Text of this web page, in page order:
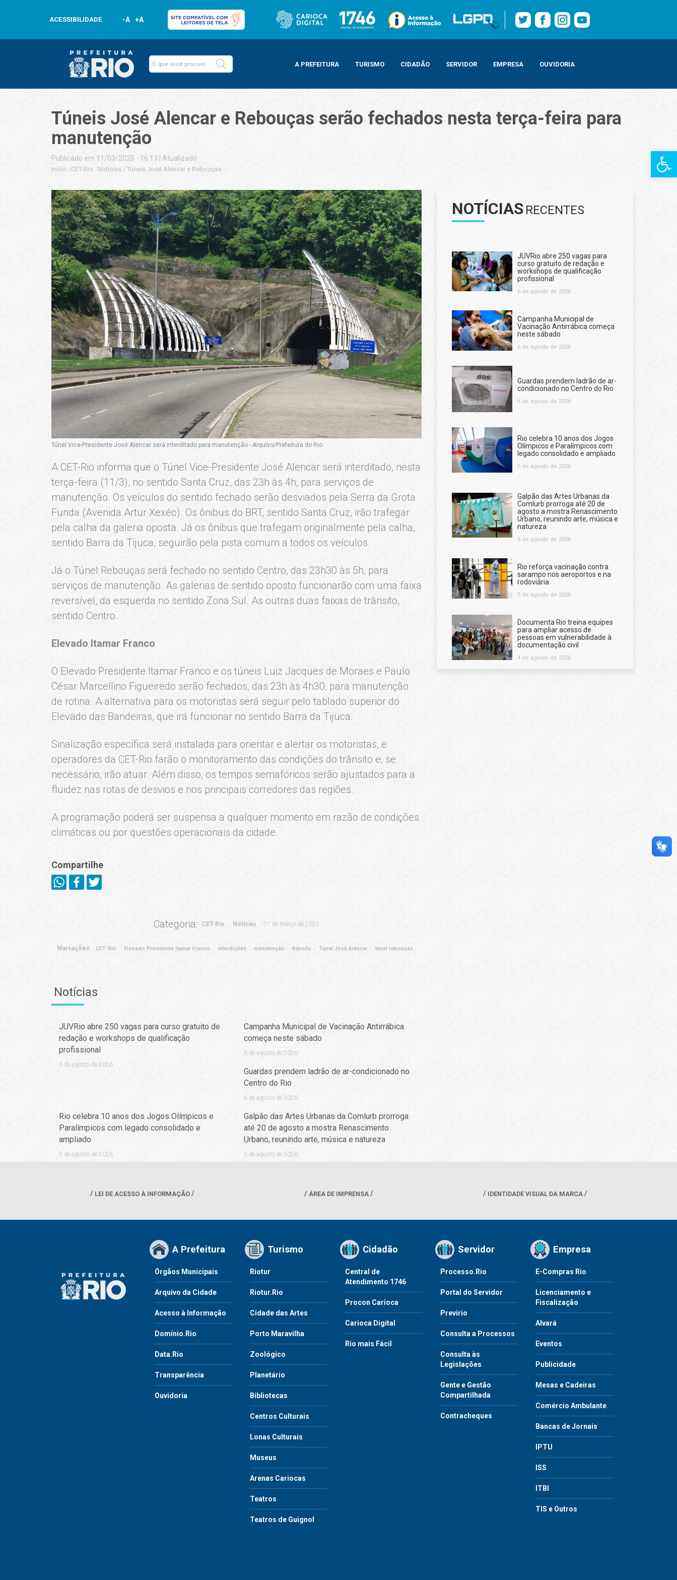
Barra de
ACESSIBILIDADE -A +A
A PREFEITURA TURISMO CIDADÃO SERVIDOR EMPRESA OUVIDORIA
Túneis José Alencar e Rebouças serão fechados nesta terça-feira para
manutenção
Publicado em 11/03/2025 - 16:13 Atualizado
Início /CET-Rio Notícias / Túneis José Alencar e Rebouças serão fechados nesta terça-feira para manutenção
Túnel Vice-Presidente José Alencar será interditado para manutenção - Arquivo/Prefeitura do Rio
A CET-Rio informa que o Túnel Vice-Presidente José Alencar será interditado, nesta
terça-feira (11/3), no sentido Santa Cruz, das 23h às 4h, para serviços de
manutenção. Os veículos do sentido fechado serão desviados pela Serra da Grota
Funda (Avenida Artur Xexéo). Os ônibus do BRT, sentido Santa Cruz, irão trafegar
pela calha da galeria oposta. Já os ônibus que trafegam originalmente pela calha,
sentido Barra da Tijuca, seguirão pela pista comum a todos os veículos.
Já o Túnel Rebouças será fechado no sentido Centro, das 23h30 às 5h, para
serviços de manutenção. As galerias de sentido oposto funcionarão com uma faixa
reversível, da esquerda no sentido Zona Sul. As outras duas faixas de trânsito,
sentido Centro.
Elevado Itamar Franco
O Elevado Presidente Itamar Franco e os túneis Luiz Jacques de Moraes e Paulo
César Marcellino Figueiredo serão fechados, das 23h às 4h30, para manutenção
de rotina. A alternativa para os motoristas será seguir pelo tablado superior do
Elevado das Bandeiras, que irá funcionar no sentido Barra da Tijuca.
Sinalização específica será instalada para orientar e alertar os motoristas, e
operadores da CET-Rio farão o monitoramento das condições do trânsito e, se
necessário, irão atuar. Além disso, os tempos semafóricos serão ajustados para a
fluidez nas rotas de desvios e nos principais corredores das regiões.
A programação poderá ser suspensa a qualquer momento em razão de condições
climáticas ou por questões operacionais da cidade.
Compartilhe
Categoria: CET-Rio Notícias 11 de março de 2025
Marcações: CET-Rio Elevado Presidente Itamar Franco interdições manutenção trânsito Túnel José Alencar túnel rebouças
Notícias
JUVRio abre 250 vagas para curso gratuito de
redação e workshops de qualificação
profissional
6 de agosto de 2026
Campanha Municipal de Vacinação Antirrábica
começa neste sábado
6 de agosto de 2026
Guardas prendem ladrão de ar-condicionado no
Centro do Rio
6 de agosto de 2026
Rio celebra 10 anos dos Jogos Olímpicos e
Paralímpicos com legado consolidado e
ampliado
5 de agosto de 2026
Galpão das Artes Urbanas da Comlurb prorroga
até 20 de agosto a mostra Renascimento
Urbano, reunindo arte, música e natureza
5 de agosto de 2026
NOTÍCIAS RECENTES
JUVRio abre 250 vagas para
curso gratuito de redação e
workshops de qualificação
profissional
6 de agosto de 2026
Campanha Municipal de
Vacinação Antirrábica começa
neste sábado
6 de agosto de 2026
Guardas prendem ladrão de ar-
condicionado no Centro do Rio
6 de agosto de 2026
Rio celebra 10 anos dos Jogos
Olímpicos e Paralímpicos com
legado consolidado e ampliado
5 de agosto de 2026
Galpão das Artes Urbanas da
Comlurb prorroga até 20 de
agosto a mostra Renascimento
Urbano, reunindo arte, música e
natureza
5 de agosto de 2026
Rio reforça vacinação contra
sarampo nos aeroportos e na
rodoviária
5 de agosto de 2026
Documenta Rio treina equipes
para ampliar acesso de
pessoas em vulnerabilidade à
documentação civil
4 de agosto de 2026
LEI DE ACESSO À INFORMAÇÃO ÁREA DE IMPRENSA IDENTIDADE VISUAL DA MARCA
A Prefeitura
Órgãos Municipais
Arquivo da Cidade
Acesso à Informação
Domínio.Rio
Data.Rio
Transparência
Ouvidoria
Turismo
Riotur
Riotur.Rio
Cidade das Artes
Porto Maravilha
Zoológico
Planetário
Bibliotecas
Centros Culturais
Lonas Culturais
Museus
Arenas Cariocas
Teatros
Teatros de Guignol
Cidadão
Central de
Atendimento 1746
Procon Carioca
Carioca Digital
Rio mais Fácil
Servidor
Processo.Rio
Portal do Servidor
Previrio
Consulta a Processos
Consulta às
Legislações
Gente e Gestão
Compartilhada
Contracheques
Empresa
E-Compras Rio
Licenciamento e
Fiscalização
Alvará
Eventos
Publicidade
Mesas e Cadeiras
Comércio Ambulante
Bancas de Jornais
IPTU
ISS
ITBI
TIS e Outros